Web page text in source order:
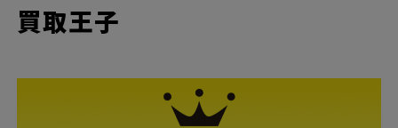
買取王子